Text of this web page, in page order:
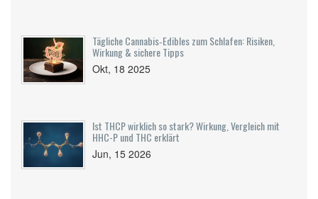
Tägliche Cannabis‑Edibles zum Schlafen: Risiken,
Wirkung & sichere Tipps
Okt, 18 2025
Ist THCP wirklich so stark? Wirkung, Vergleich mit
HHC-P und THC erklärt
Jun, 15 2026